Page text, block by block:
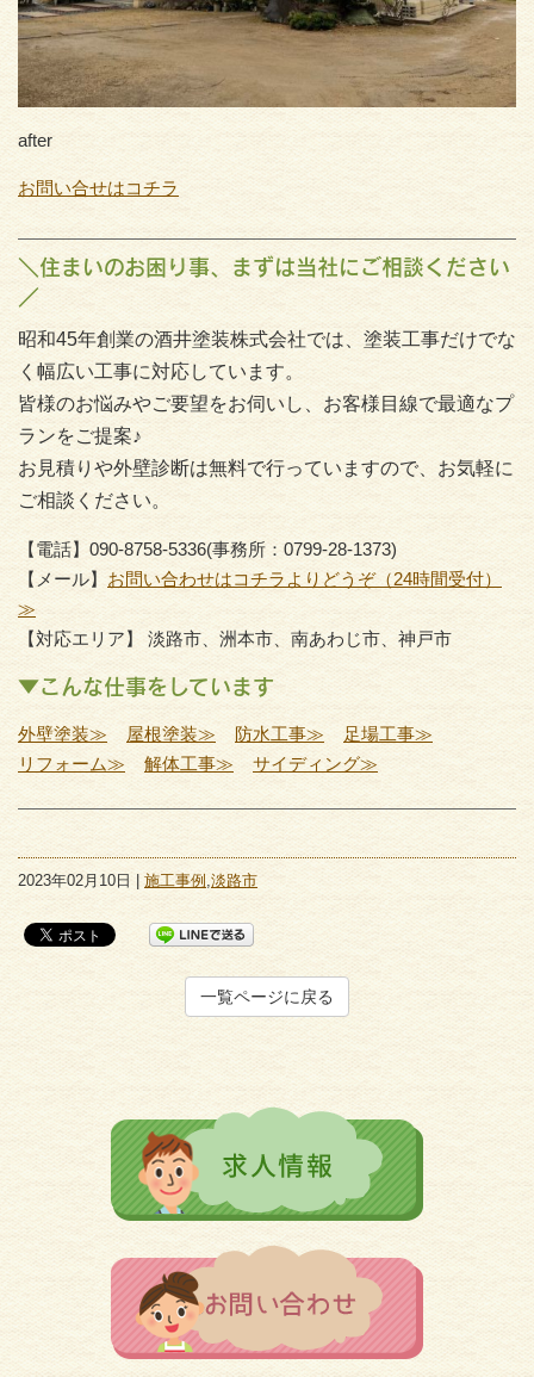
after
お問い合せはコチラ
＼住まいのお困り事、まずは当社にご相談ください
／
昭和45年創業の酒井塗装株式会社では、塗装工事だけでな
く幅広い工事に対応しています。
皆様のお悩みやご要望をお伺いし、お客様目線で最適なプ
ランをご提案♪
お見積りや外壁診断は無料で行っていますので、お気軽に
ご相談ください。
【電話】090-8758-5336(事務所：0799-28-1373)
【メール】 お問い合わせはコチラよりどうぞ（24時間受付）
≫
【対応エリア】 淡路市、洲本市、南あわじ市、神戸市
▼こんな仕事をしています
外壁塗装≫ 屋根塗装≫ 防水工事≫
足場工事≫
リフォーム≫
解体工事≫ サイディング≫
2023年02月10日 | 施工事例 淡路市
一覧ページに戻る